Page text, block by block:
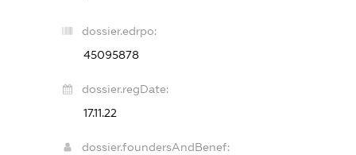
dossier.edrpo:
45095878
dossier.regDate:
17.11.22
dossier.foundersAndBenef: